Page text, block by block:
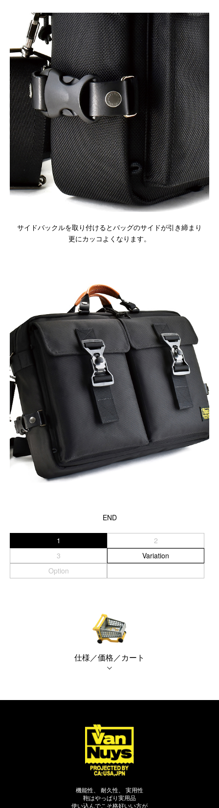
サイドバックルを取り付けるとバッグのサイドが引き締まり
更にカッコよくなります。
END
1
2
3
Variation
Option
仕様／価格／カート
機能性、 耐久性、 実用性
鞄はやっぱり実用品
使い込んでこそ格好いい方が